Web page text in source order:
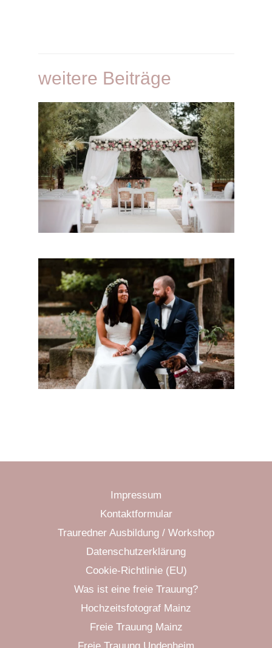
weitere Beiträge
Impressum
Kontaktformular
Trauredner Ausbildung / Workshop
Datenschutzerklärung
Cookie-Richtlinie (EU)
Was ist eine freie Trauung?
Hochzeitsfotograf Mainz
Freie Trauung Mainz